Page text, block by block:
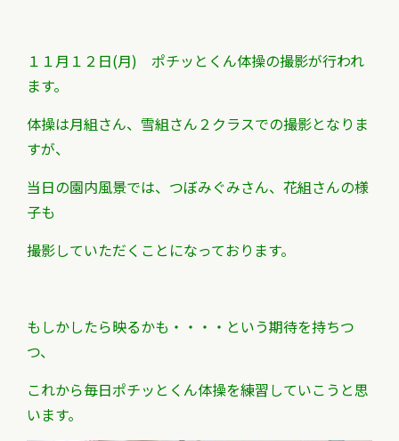
１１月１２日(月) ポチッとくん体操の撮影が行われ
ます。
体操は月組さん、雪組さん２クラスでの撮影となりま
すが、
当日の園内風景では、つぼみぐみさん、花組さんの様
子も
撮影していただくことになっております。
もしかしたら映るかも・・・・という期待を持ちつ
つ、
これから毎日ポチッとくん体操を練習していこうと思
います。